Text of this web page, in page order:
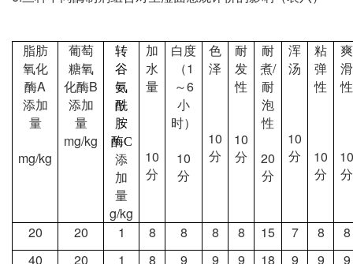
脂肪
氧化
酶A
添加
量
mg/kg
葡萄
糖氧
化酶B
添加
量
mg/kg
转
谷
氨
酰
胺
酶C
添
加
量
g/kg
加
水
量
10
分
白度
（1
～6
小
时）
10
分
色
泽
10
分
耐
发
性
10
分
耐
煮/
耐
泡
性
20
分
浑
汤
10
分
粘
弹
性
10
分
爽
滑
性
10
分
20 20 1 8 8 8 8 15 7 8
8
40
20 1 8 9 9 9 18 9 9
9